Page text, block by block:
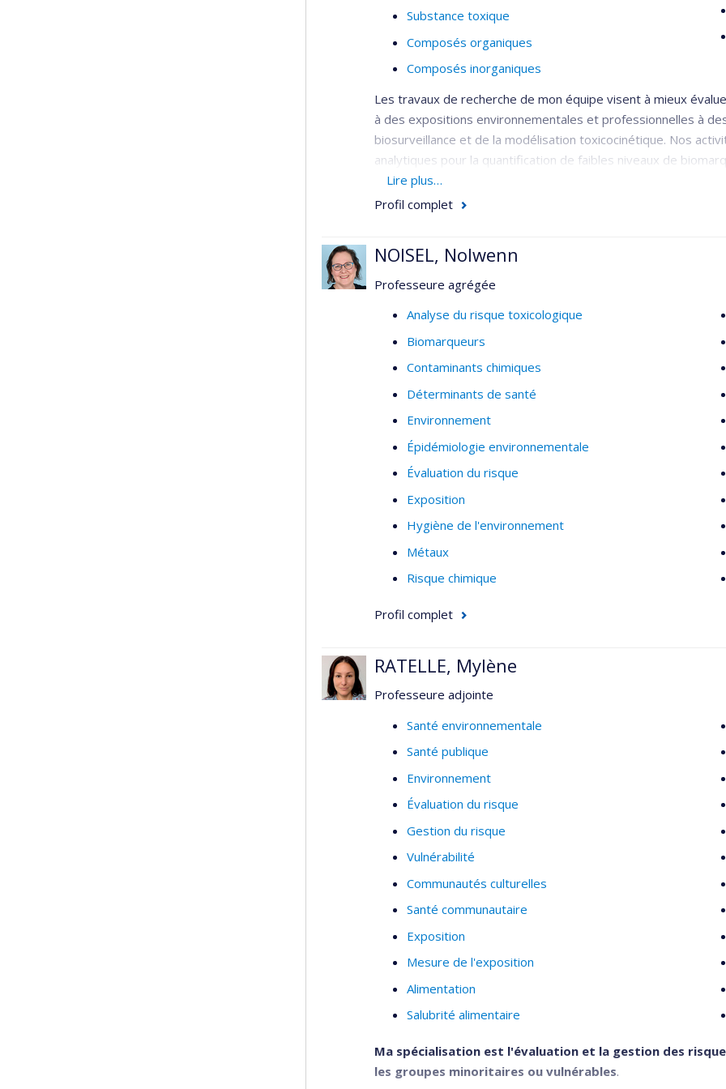
Substance toxique
Composés organiques
Composés inorganiques
Les travaux de recherche de mon équipe visent à mieux
à des expositions environnementales et professionnelles à
biosurveillance et de la modélisation toxicocinétique. Nos
analytiques pour la quantification de faibles niveaux de
Ces méthodes permettent d’étudier le comportement
humain. Les données peuvent alors servir au développement
toxicocinétique pour l’évaluation de l’exposition à des
population générale et dans le milieu de travail. Les
biphényles polychlorés, les hydrocarbures aromatiques
métalloïdes, comme le mercure, l’arsenic, incluant les métaux
Lire plus…
Profil complet
NOISEL, Nolwenn
Professeure agrégée
Analyse du risque toxicologique
Biomarqueurs
Contaminants chimiques
Déterminants de santé
Environnement
Épidémiologie environnementale
Évaluation du risque
Exposition
Hygiène de l'environnement
Métaux
Risque chimique
Profil complet
RATELLE, Mylène
Professeure adjointe
Santé environnementale
Santé publique
Environnement
Évaluation du risque
Gestion du risque
Vulnérabilité
Communautés culturelles
Santé communautaire
Exposition
Mesure de l'exposition
Alimentation
Salubrité alimentaire
Ma spécialisation est l'évaluation et la gestion des
les groupes minoritaires ou vulnérables.